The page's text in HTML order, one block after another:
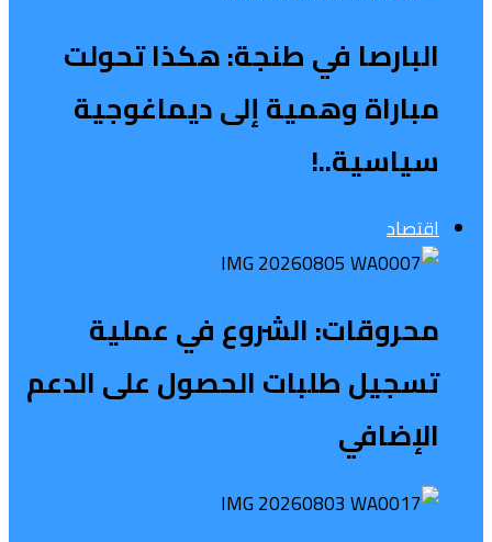
البارصا في طنجة: هكذا تحولت
مباراة وهمية إلى ديماغوجية
سياسية..!
اقتصاد
محروقات: الشروع في عملية
تسجيل طلبات الحصول على الدعم
الإضافي